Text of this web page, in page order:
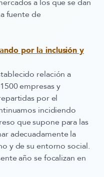
a los que se dan
fuente de
por la inclusión y
relación a
empresas y
por el
incidiendo
que supone para las
adecuadamente la
y de su entorno social.
año se focalizan en